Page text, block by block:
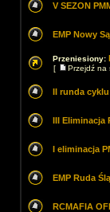
V SEZON
EMP Nowy
Przeniesiony:
[ Przejdź na
II runda
III Eliminacja
I eliminacja
EMP Ruda
RCMAFIA